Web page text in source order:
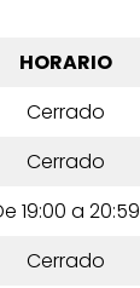
HORARIO
Cerrado
Cerrado
19:00 a 20:59
Cerrado